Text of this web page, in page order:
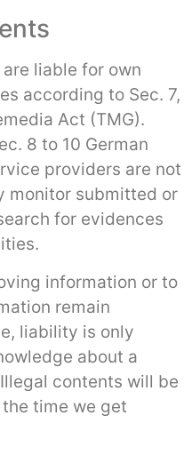
liable for own
according to Sec. 7,
Act (TMG).
8 to 10 German
providers are not
monitor submitted or
for evidences
information or to
remain
liability is only
about a
contents will be
time we get